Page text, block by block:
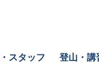
スタッフ 登山・講